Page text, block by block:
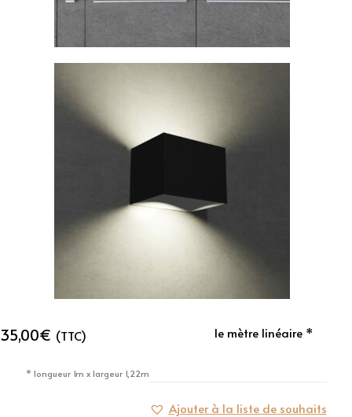
35,00€ (TTC) le mètre linéaire *
* longueur 1m x largeur 1,22m
Ajouter à la liste de souhaits